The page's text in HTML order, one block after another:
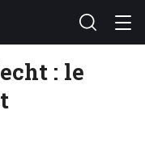
: le